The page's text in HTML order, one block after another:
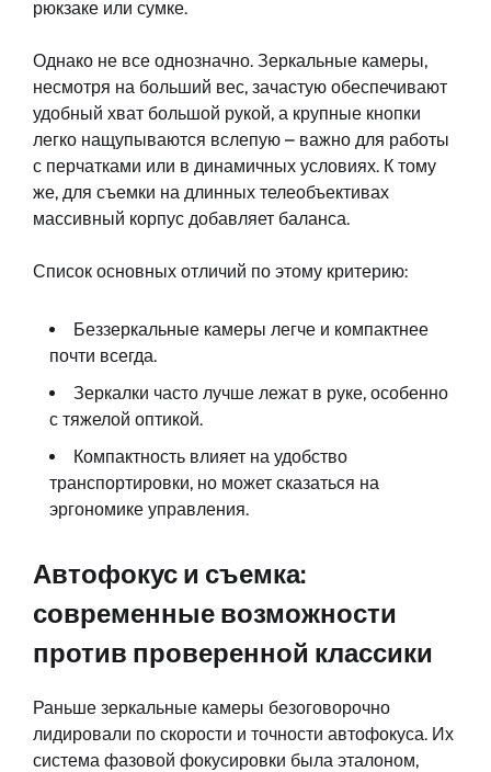
рюкзаке или сумке.
Однако не все однозначно. Зеркальные камеры,
несмотря на больший вес, зачастую обеспечивают
удобный хват большой рукой, а крупные кнопки
легко нащупываются вслепую – важно для работы
с перчатками или в динамичных условиях. К тому
же, для съемки на длинных телеобъективах
массивный корпус добавляет баланса.
Список основных отличий по этому критерию:
Беззеркальные камеры легче и компактнее
почти всегда.
Зеркалки часто лучше лежат в руке, особенно
с тяжелой оптикой.
Компактность влияет на удобство
транспортировки, но может сказаться на
эргономике управления.
Автофокус и съемка:
современные возможности
против проверенной классики
Раньше зеркальные камеры безоговорочно
лидировали по скорости и точности автофокуса. Их
система фазовой фокусировки была эталоном,